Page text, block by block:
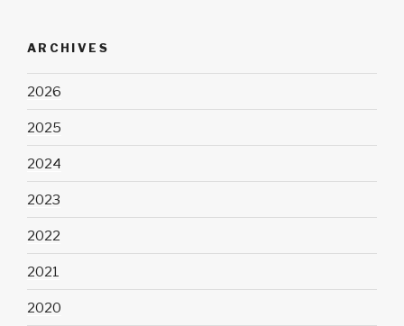
ARCHIVES
2026
2025
2024
2023
2022
2021
2020